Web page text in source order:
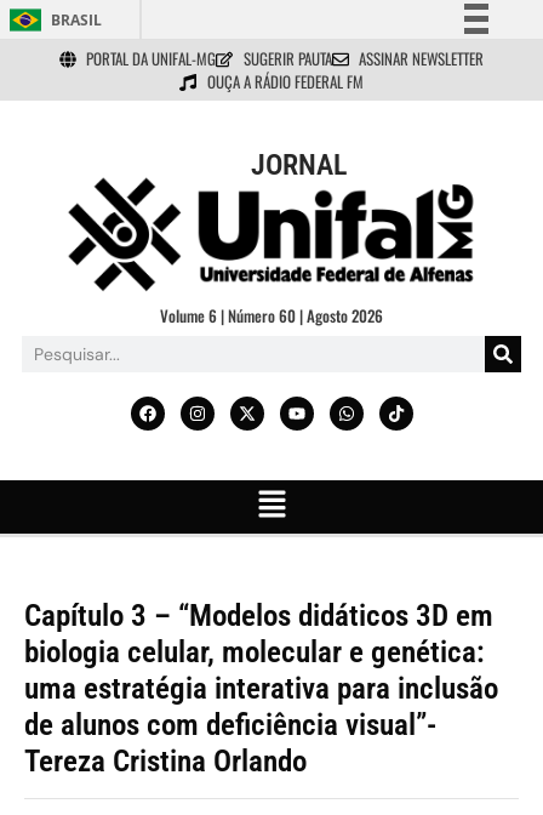
BRASIL
Simplifique!
Comunica BR
Acesso à informação
Legislação
Canais
PORTAL DA UNIFAL-MG SUGERIR PAUTA
ASSINAR NEWSLETTER
OUÇA A RÁDIO FEDERAL FM
JORNAL
Volume 6 | Número 60 | Agosto 2026
Capítulo 3 – “Modelos didáticos 3D em
biologia celular, molecular e genética:
uma estratégia interativa para inclusão
de alunos com deficiência visual”-
Tereza Cristina Orlando